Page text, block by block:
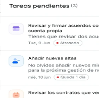
No dejes que las
empleados
Aligérales la carga y consigue
personal.
Tus empleados, estén donde
la gestión de integración de
tiempo libre y de reembolso